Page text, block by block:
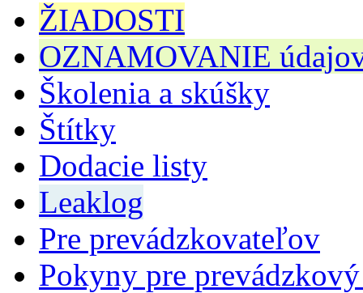
ŽIADOSTI
OZNAMOVANIE
Školenia a skúšky
Štítky
Dodacie listy
Leaklog
Pre prevádzkovateľov
Pokyny pre